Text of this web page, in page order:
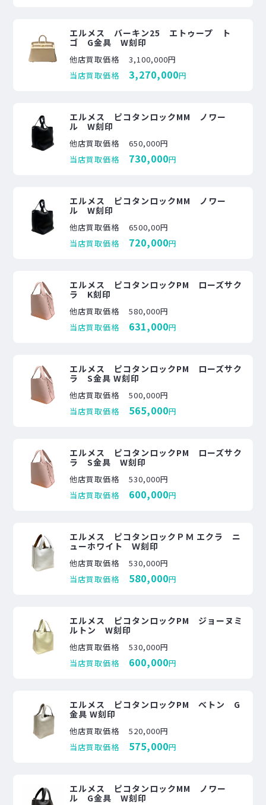
エルメス バーキン25 エトゥープ ト
ゴ G金具 W刻印
他店買取価格
3,100,000円
当店買取価格
3,270,000円
エルメス ピコタンロックMM ノワー
ル W刻印
他店買取価格
650,000円
当店買取価格
730,000円
エルメス ピコタンロックMM ノワー
ル W刻印
他店買取価格
6500,00円
当店買取価格
720,000円
エルメス ピコタンロックPM ローズサク
ラ K刻印
他店買取価格
580,000円
当店買取価格
631,000円
エルメス ピコタンロックPM ローズサク
ラ S金具 W刻印
他店買取価格
500,000円
当店買取価格
565,000円
エルメス ピコタンロックPM ローズサク
ラ S金具 W刻印
他店買取価格
530,000円
当店買取価格
600,000円
エルメス ピコタンロックＰＭ エクラ ニ
ューホワイト Ｗ刻印
他店買取価格
530,000円
当店買取価格
580,000円
エルメス ピコタンロックPM ジョーヌミ
ルトン W刻印
他店買取価格
530,000円
当店買取価格
600,000円
エルメス ピコタンロックPM べトン G
金具 W刻印
他店買取価格
520,000円
当店買取価格
575,000円
エルメス ピコタンロックMM ノワー
ル G金具 W刻印